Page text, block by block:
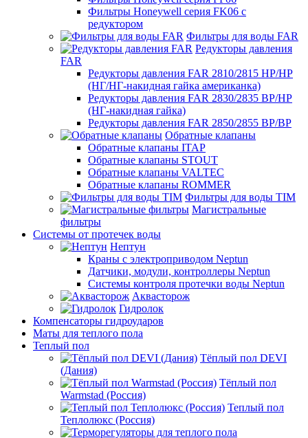
Фильтры Honeywell серия FK06 с
редуктором
Фильтры для воды FAR
Редукторы давления
FAR
Редукторы давления FAR 2810/2815 НР/НР
(НГ/НГ-накидная гайка американка)
Редукторы давления FAR 2830/2835 ВР/НР
(НГ-накидная гайка)
Редукторы давления FAR 2850/2855 ВР/ВР
Обратные клапаны
Обратные клапаны ITAP
Обратные клапаны STOUT
Обратные клапаны VALTEC
Обратные клапаны ROMMER
Фильтры для воды TIM
Магистральные
фильтры
Системы от протечек воды
Нептун
Краны с электроприводом Neptun
Датчики, модули, контроллеры Neptun
Системы контроля протечки воды Neptun
Аквасторож
Гидролок
Компенсаторы гидроударов
Маты для теплого пола
Теплый пол
Тёплый пол DEVI
(Дания)
Тёплый пол
Warmstad (Россия)
Теплый пол
Теплолюкс (Россия)